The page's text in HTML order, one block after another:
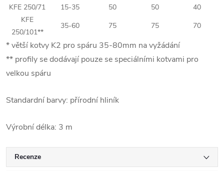
KFE 250/71
15-35 50 50
40
KFE
250/101**
35-60 75 75 70
* větší kotvy K2 pro spáru 35-80mm na vyžádání
** profily se dodávají pouze se speciálními kotvami pro
velkou spáru
Standardní barvy: přírodní hliník
Výrobní délka: 3 m
Recenze